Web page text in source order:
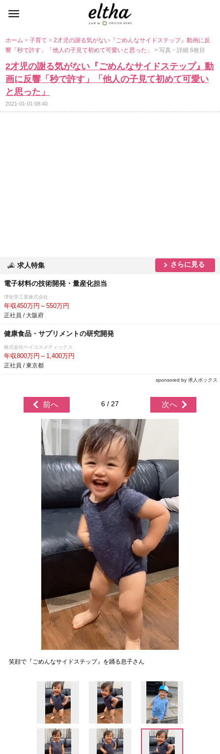
ホーム>子育て>2才児の謝る気がない『ごめんなサイドステップ』動画に反
響「秒で許す」「他人の子見て初めて可愛いと思った」> 写真・詳細 6枚目
2才児の謝る気がない『ごめんなサイドステップ』動
画に反響「秒で許す」「他人の子見て初めて可愛い
と思った」
2021-01-01 08:40
求人特集 さらに見る
電子材料の技術開発・量産化担当
堺化学工業株式会社
年収450万円～550万円
正社員 / 大阪府
健康食品・サプリメントの研究開発
株式会社ベイコスメティックス
年収800万円～1,400万円
正社員 / 東京都
sponsored by 求人ボックス
前へ 6 / 27 次へ
笑顔で『ごめんなサイドステップ』を踊る息子さん